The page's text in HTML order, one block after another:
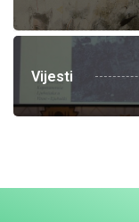
Vijesti